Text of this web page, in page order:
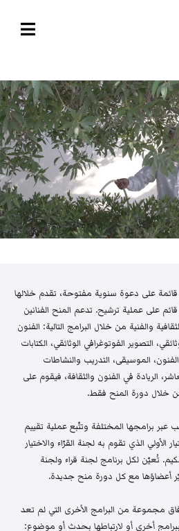
على دعوة سنوية مفتوحة، تقدم خلالها
قائم على عملية ترشيح. تدعم المنح الفنانين
والفنية من خلال البرامج التالية: الفنون
التصوير الفوتوغرافي الوثائقي، الكتابات
الموسيقى، التدريب والنشاطات
الريادة في الفنون والثقافة، فيقوم على
خلال دورة المنح فقط.
آفاق سنوياً نحو 1500 طلب عبر برامجها المختلفة وتتّبع عملية تقييم
الأولي الذي تقوم به لجنة القرّاء والاختيار
تُعيّن لكل برنامج لجنة قراء ولجنة
أعضاؤها مع كل دورة منح جديدة.
مجموعة من البرامج الأخرى التي لم تعد
أخرى أو لارتباطها بحدث أو موضوع: